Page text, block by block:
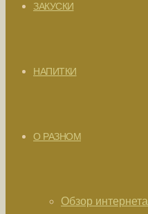
ЗАКУСКИ
НАПИТКИ
О РАЗНОМ
Обзор интернета